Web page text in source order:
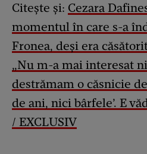
Citește și: Cezara
momentul în care s-a
Fronea, deși era
„Nu m-a mai interesat
destrămam o căsnicie
de ani, nici bârfele’. E
/ EXCLUSIV